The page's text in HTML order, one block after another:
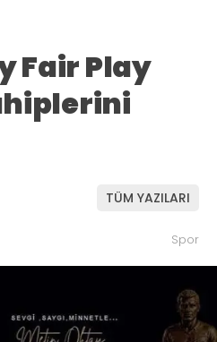
Fair Play
TÜM YAZILARI
Spor